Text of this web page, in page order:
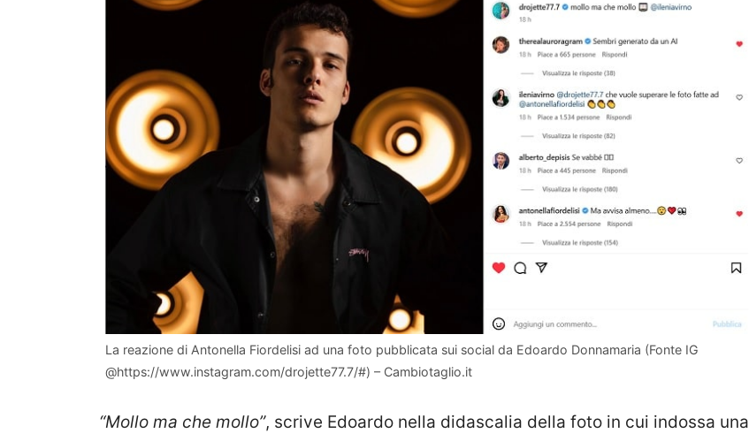
La reazione di Antonella Fiordelisi ad una foto pubblicata sui social da Edoardo Donnamaria (Fonte IG
@https://www.instagram.com/drojette77.7/#) – Cambiotaglio.it
“Mollo ma che mollo”, scrive Edoardo nella didascalia della foto in cui indossa una